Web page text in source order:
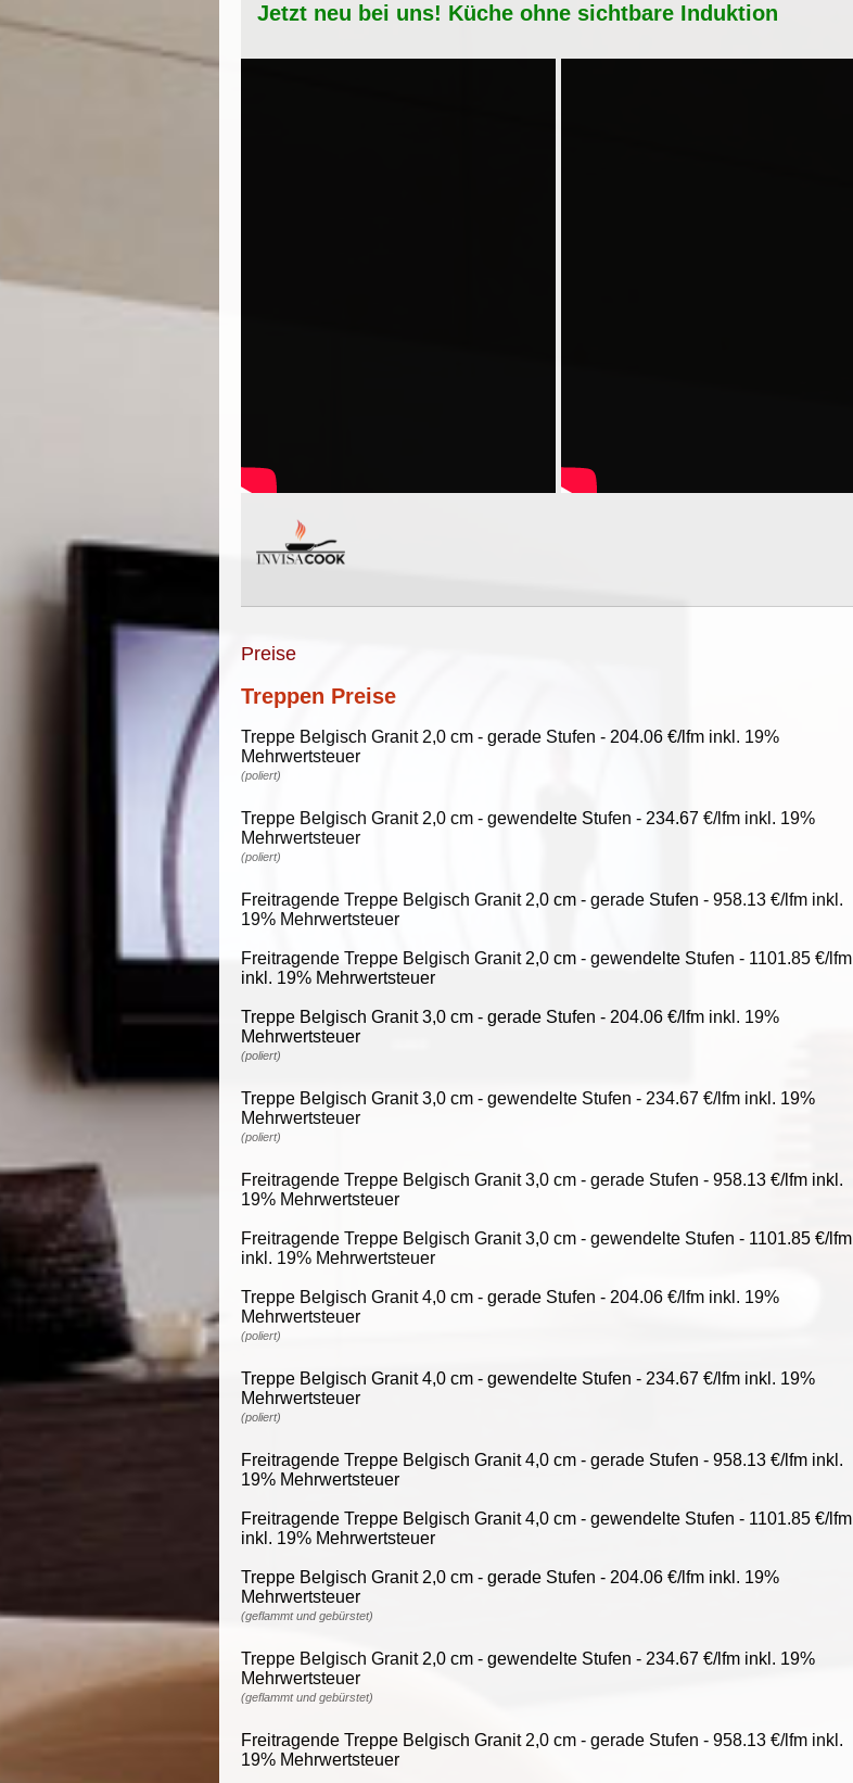
Jetzt neu bei uns! Küche ohne sichtbare Induktion
Preise
Treppen Preise
Treppe Belgisch Granit 2,0 cm - gerade Stufen - 204.06 €/lfm inkl. 19%
Mehrwertsteuer
(poliert)
Treppe Belgisch Granit 2,0 cm - gewendelte Stufen - 234.67 €/lfm inkl. 19%
Mehrwertsteuer
(poliert)
Freitragende Treppe Belgisch Granit 2,0 cm - gerade Stufen - 958.13 €/lfm inkl.
19% Mehrwertsteuer
Freitragende Treppe Belgisch Granit 2,0 cm - gewendelte Stufen - 1101.85 €/lfm
inkl. 19% Mehrwertsteuer
Treppe Belgisch Granit 3,0 cm - gerade Stufen - 204.06 €/lfm inkl. 19%
Mehrwertsteuer
(poliert)
Treppe Belgisch Granit 3,0 cm - gewendelte Stufen - 234.67 €/lfm inkl. 19%
Mehrwertsteuer
(poliert)
Freitragende Treppe Belgisch Granit 3,0 cm - gerade Stufen - 958.13 €/lfm inkl.
19% Mehrwertsteuer
Freitragende Treppe Belgisch Granit 3,0 cm - gewendelte Stufen - 1101.85 €/lfm
inkl. 19% Mehrwertsteuer
Treppe Belgisch Granit 4,0 cm - gerade Stufen - 204.06 €/lfm inkl. 19%
Mehrwertsteuer
(poliert)
Treppe Belgisch Granit 4,0 cm - gewendelte Stufen - 234.67 €/lfm inkl. 19%
Mehrwertsteuer
(poliert)
Freitragende Treppe Belgisch Granit 4,0 cm - gerade Stufen - 958.13 €/lfm inkl.
19% Mehrwertsteuer
Freitragende Treppe Belgisch Granit 4,0 cm - gewendelte Stufen - 1101.85 €/lfm
inkl. 19% Mehrwertsteuer
Treppe Belgisch Granit 2,0 cm - gerade Stufen - 204.06 €/lfm inkl. 19%
Mehrwertsteuer
(geflammt und gebürstet)
Treppe Belgisch Granit 2,0 cm - gewendelte Stufen - 234.67 €/lfm inkl. 19%
Mehrwertsteuer
(geflammt und gebürstet)
Freitragende Treppe Belgisch Granit 2,0 cm - gerade Stufen - 958.13 €/lfm inkl.
19% Mehrwertsteuer